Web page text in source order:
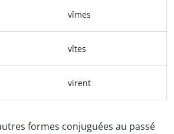
vîmes
vîtes
virent
formes conjuguées au passé